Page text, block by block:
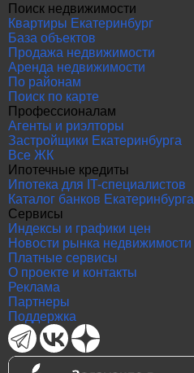
Поиск недвижимости
Квартиры Екатеринбург
База объектов
Продажа недвижимости
Аренда недвижимости
По районам
Поиск по карте
Профессионалам
Агенты и риэлторы
Застройщики Екатеринбурга
Все ЖК
Ипотечные кредиты
Ипотека для IT-специалистов
Каталог банков Екатеринбурга
Сервисы
Индексы и графики цен
Новости рынка недвижимости
Платные сервисы
О проекте и контакты
Реклама
Партнеры
Поддержка